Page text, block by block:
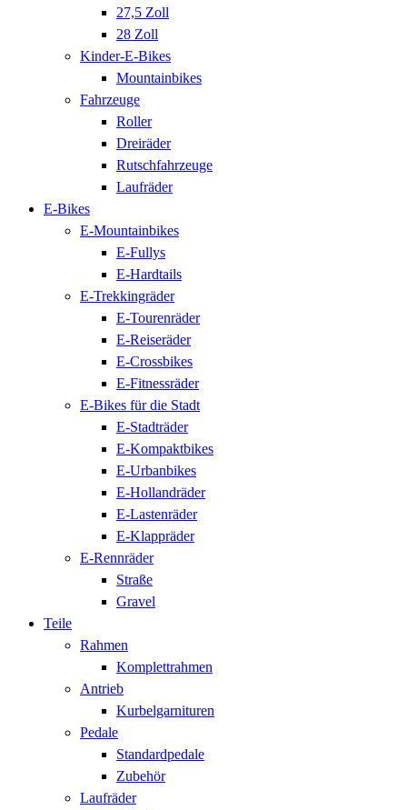
27,5 Zoll
28 Zoll
Kinder-E-Bikes
Mountainbikes
Fahrzeuge
Roller
Dreiräder
Rutschfahrzeuge
Laufräder
E-Bikes
E-Mountainbikes
E-Fullys
E-Hardtails
E-Trekkingräder
E-Tourenräder
E-Reiseräder
E-Crossbikes
E-Fitnessräder
E-Bikes für die Stadt
E-Stadträder
E-Kompaktbikes
E-Urbanbikes
E-Hollandräder
E-Lastenräder
E-Klappräder
E-Rennräder
Straße
Gravel
Teile
Rahmen
Komplettrahmen
Antrieb
Kurbelgarnituren
Pedale
Standardpedale
Zubehör
Laufräder